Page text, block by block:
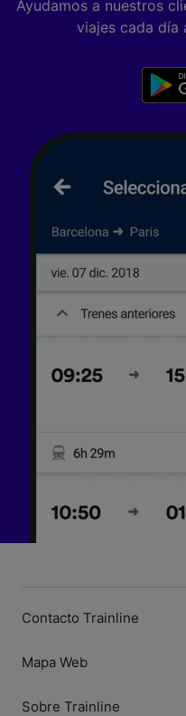
Ayudamos a nuestros
viajes cada día
Contacto Trainline
Mapa Web
Sobre Trainline
Tanto nosotros
Utilizar datos de
precisa. Analizar
características del
dispositivo y/o
publicidad y
audiencia y
Lista de asociados